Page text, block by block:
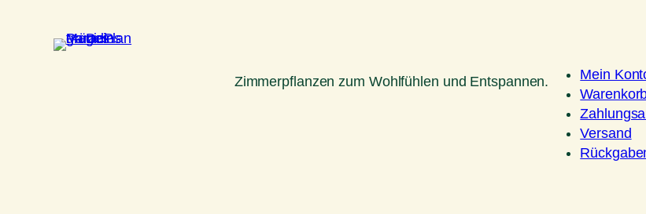
Zimmerpflanzen zum Wohlfühlen und Entspannen.
Mein
Versand